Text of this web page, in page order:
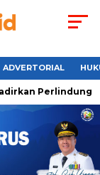
ADVERTORIAL
Perlindungan